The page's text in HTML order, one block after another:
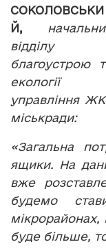
СОКОЛОВСЬКИ
Й,
відділу
благоустрою
екології
управління
міськради:
«Загальна
ящики. На
вже
будемо
буде більше,